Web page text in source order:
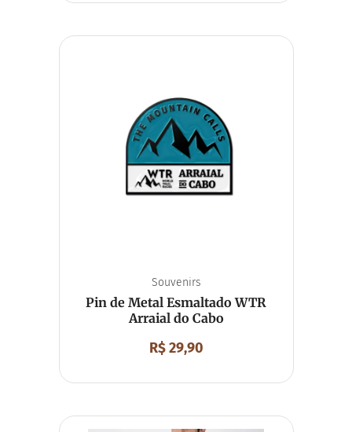
Souvenirs
Pin de Metal Esmaltado WTR
Arraial do Cabo
R$29,90